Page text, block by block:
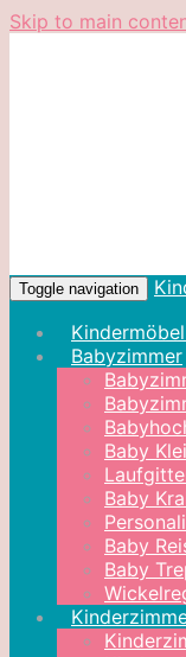
Skip to main
Toggle navigation
Babyzimmer
Baby
Baby
Baby
Baby